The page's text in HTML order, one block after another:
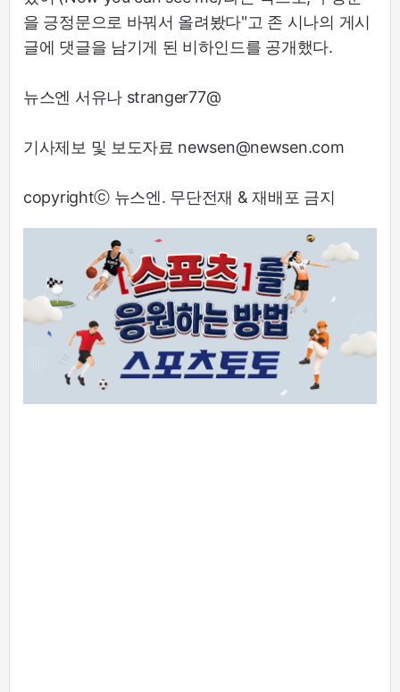
을 긍정문으로 바꿔서 올려봤다"고 존 시나의 게시
글에 댓글을 남기게 된 비하인드를 공개했다.
뉴스엔 서유나 stranger77@
기사제보 및 보도자료 newsen@newsen.com
copyrightⓒ 뉴스엔. 무단전재 & 재배포 금지